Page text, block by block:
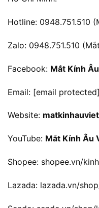
Hotline: 0948.751.510
Zalo: 0948.751.510
Facebook: Mắt Kính
Email: [email protected]
Website:
YouTube: Mắt Kính Âu
Shopee: shopee.vn/
Lazada: lazada.vn/